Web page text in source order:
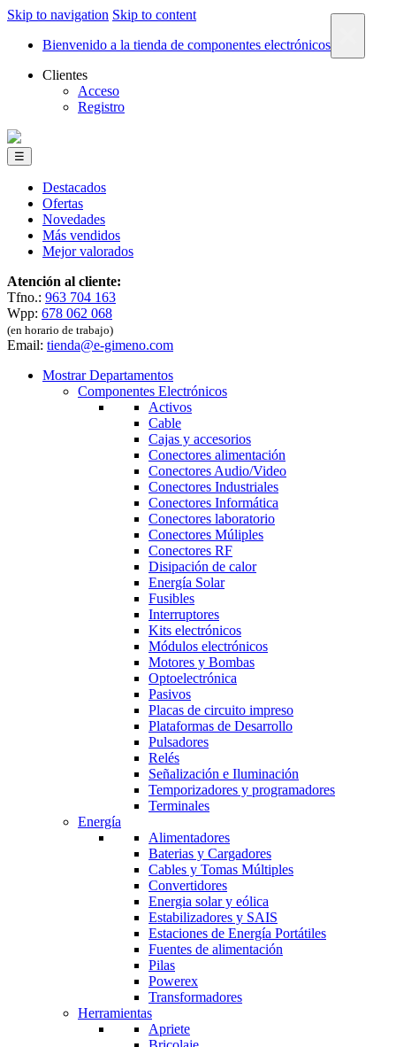
Skip to navigation Skip to content
Bienvenido a la tienda de componentes electrónicos
Clientes
Acceso
Registro
☰
Destacados
Ofertas
Novedades
Más vendidos
Mejor valorados
Atención al cliente:
Tfno.: 963 704 163
Wpp: 678 062 068
(en horario de trabajo)
Email: tienda@e-gimeno.com
Mostrar Departamentos
Componentes Electrónicos
Activos
Cable
Cajas y accesorios
Conectores alimentación
Conectores Audio/Video
Conectores Industriales
Conectores Informática
Conectores laboratorio
Conectores Múliples
Conectores RF
Disipación de calor
Energía Solar
Fusibles
Interruptores
Kits electrónicos
Módulos electrónicos
Motores y Bombas
Optoelectrónica
Pasivos
Placas de circuito impreso
Plataformas de Desarrollo
Pulsadores
Relés
Señalización e Iluminación
Temporizadores y programadores
Terminales
Energía
Alimentadores
Baterias y Cargadores
Cables y Tomas Múltiples
Convertidores
Energia solar y eólica
Estabilizadores y SAIS
Estaciones de Energía Portátiles
Fuentes de alimentación
Pilas
Powerex
Transformadores
Herramientas
Apriete